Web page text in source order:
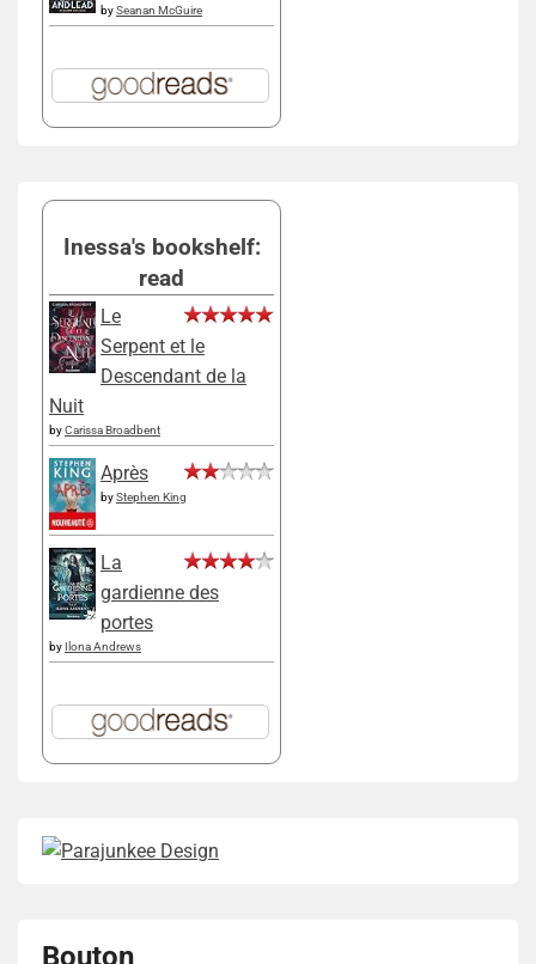
bySeanan McGuire
Inessa's bookshelf:
read
Le
Serpent et le
Descendant de la
Nuit
byCarissa Broadbent
Après
byStephen King
La
gardienne des
portes
by Ilona Andrews
Bouton